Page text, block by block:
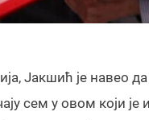
Јакшић је навео
сем у овом који